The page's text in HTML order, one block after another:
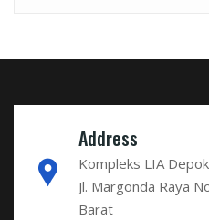
Address
Kompleks LIA Depok
Jl. Margonda Raya
Barat